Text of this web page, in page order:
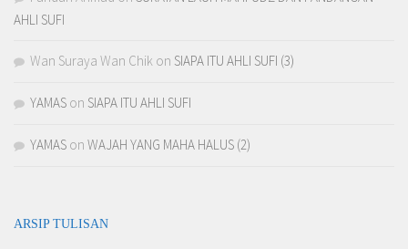
AHLI SUFI
Wan Suraya Wan Chik on SIAPA ITU AHLI SUFI (3)
YAMAS on SIAPA ITU AHLI SUFI
YAMAS on WAJAH YANG MAHA HALUS (2)
ARSIP TULISAN